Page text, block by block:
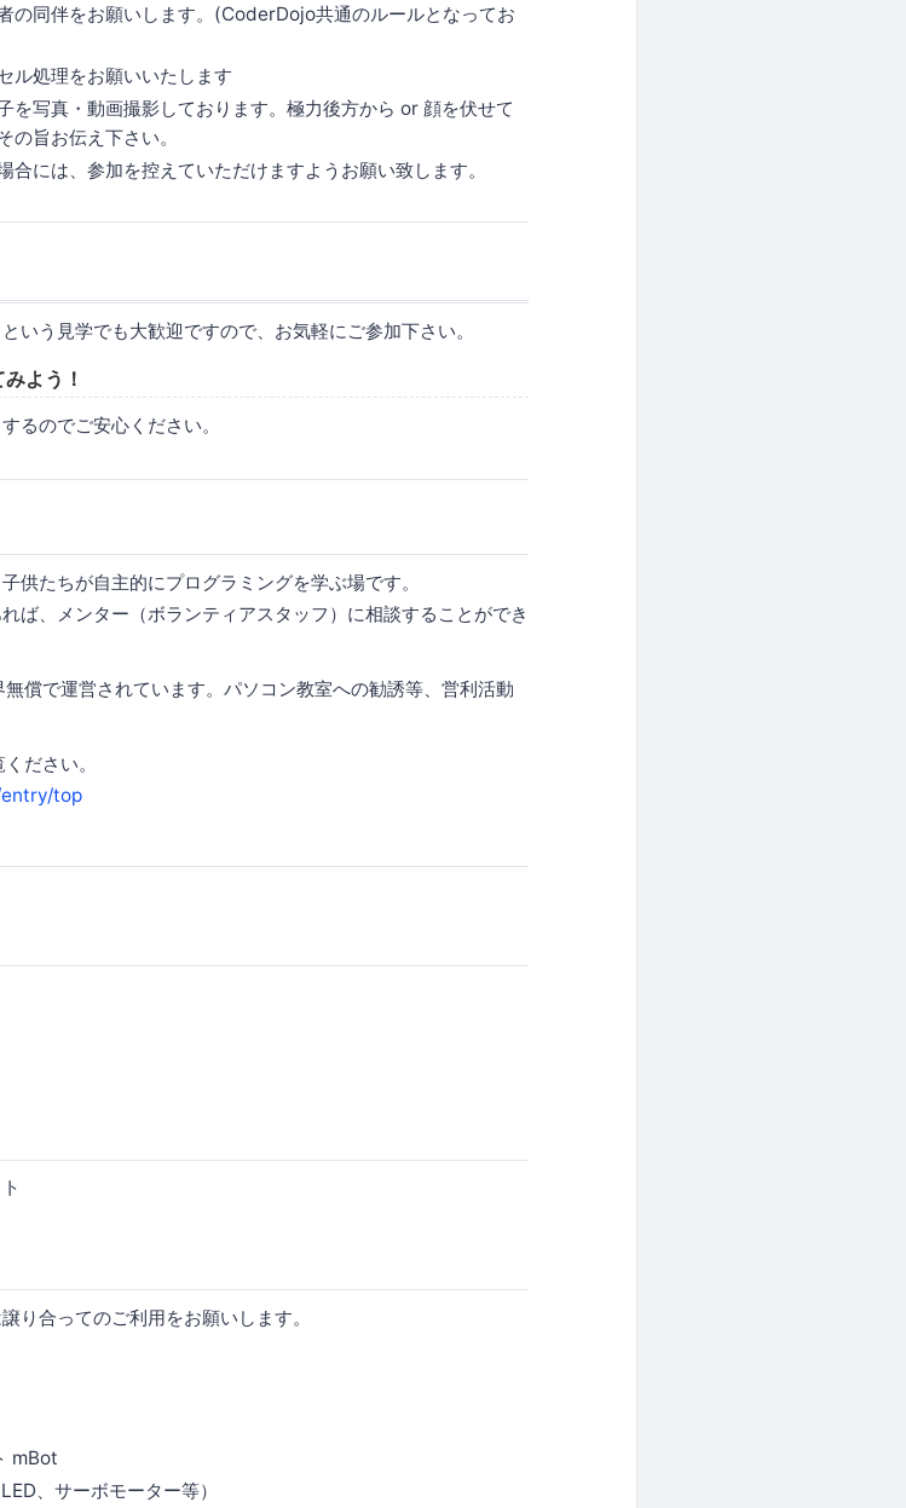
の同伴をお願いします。(CoderDojo共通のルールとなってお
ル処理をお願いいたします
を写真・動画撮影しております。極力後方から or 顔を伏せて
旨お伝え下さい。
には、参加を控えていただけますようお願い致します。
いう見学でも大歓迎ですので、お気軽にご参加下さい。
よう！
るのでご安心ください。
供たちが自主的にプログラミングを学ぶ場です。
ば、メンター（ボランティアスタッフ）に相談することができ
償で運営されています。パソコン教室への勧誘等、営利活動
ださい。
top
り合ってのご利用をお願いします。
mBot
、サーボモーター等）